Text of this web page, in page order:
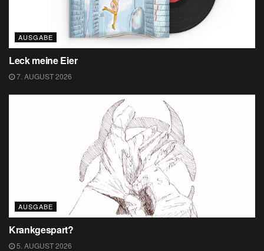
AUSGABE
Leck meine Eier
7. AUGUST 2026
AUSGABE
Krankgespart?
5. AUGUST 2026